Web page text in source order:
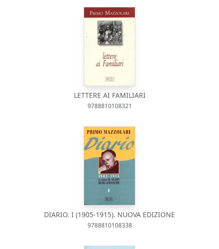
LETTERE AI FAMILIARI
9788810108321
DIARIO. I (1905-1915). NUOVA EDIZIONE
9788810108338